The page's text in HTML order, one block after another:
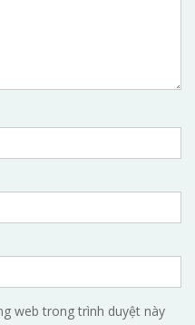
web trong trình duyệt này